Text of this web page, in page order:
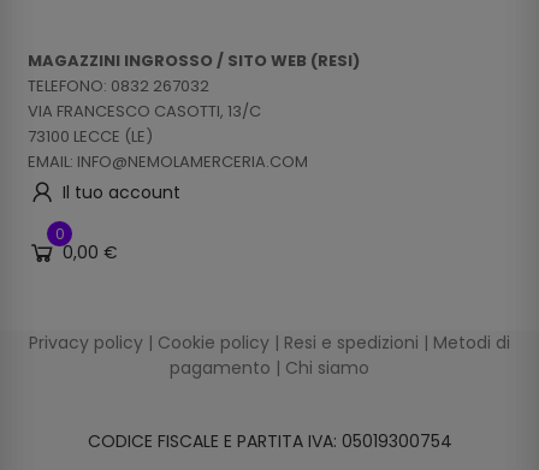
MAGAZZINI INGROSSO / SITO WEB (RESI)
TELEFONO: 0832 267032
VIA FRANCESCO CASOTTI, 13/C
73100 LECCE (LE)
EMAIL: INFO@NEMOLAMERCERIA.COM
Il tuo account
0
0,00 €
Privacy policy | Cookie policy | Resi e spedizioni | Metodi di
pagamento | Chi siamo
CODICE FISCALE E PARTITA IVA: 05019300754